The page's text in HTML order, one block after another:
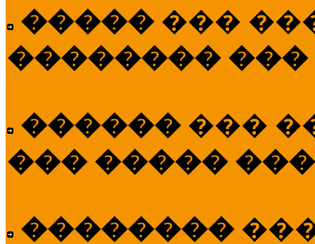
����� ���
�������� ���
������ ���
��� �����
��������